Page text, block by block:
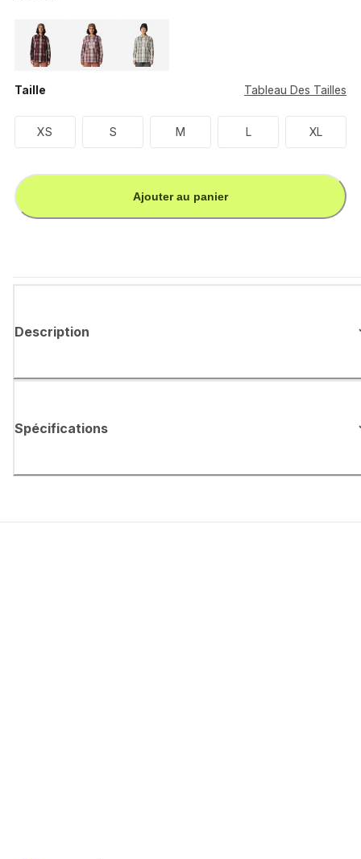
Taille Tableau Des Tailles
XS S M L XL
Ajouter au panier
Description
Spécifications